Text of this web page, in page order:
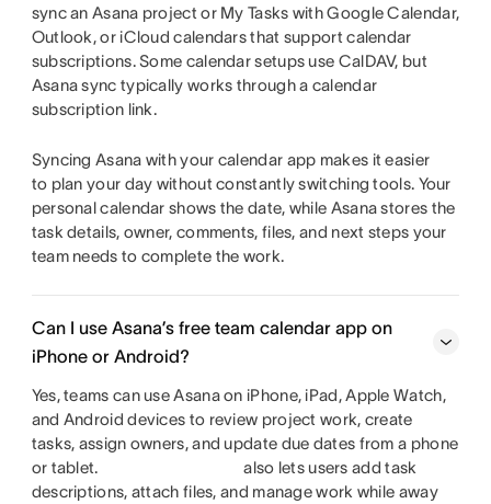
sync an Asana project or My Tasks with Google Calendar,
Outlook, or iCloud calendars that support calendar
subscriptions. Some calendar setups use CalDAV, but
Asana sync typically works through a calendar
subscription link.
Syncing Asana with your calendar app makes it easier
to plan your day without constantly switching tools. Your
personal calendar shows the date, while Asana stores the
task details, owner, comments, files, and next steps your
team needs to complete the work.
Can I use Asana’s free team calendar app on
iPhone or Android?
Yes, teams can use Asana on iPhone, iPad, Apple Watch,
and Android devices to review project work, create
tasks, assign owners, and update due dates from a phone
or tablet.
also lets users add task
descriptions, attach files, and manage work while away